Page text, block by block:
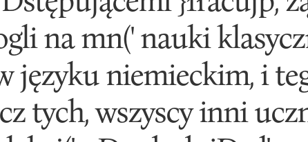
na mn(' nauki
języku niemieckim, i
tych, wszyscy inni